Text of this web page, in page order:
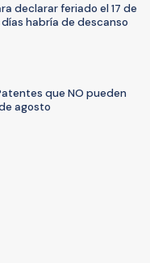
declarar feriado el 17 de
habría de descanso
que NO pueden
agosto